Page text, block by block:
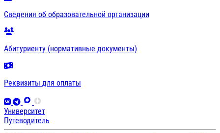
Сведения об образовательной организации
Абитуриенту (нормативные документы)
Реквизиты для оплаты
Университет
Путеводитель